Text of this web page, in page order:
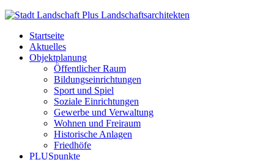
Startseite
Aktuelles
Objektplanung
Öffentlicher Raum
Bildungseinrichtungen
Sport und Spiel
Soziale Einrichtungen
Gewerbe und Verwaltung
Wohnen und Freiraum
Historische Anlagen
Friedhöfe
PLUSpunkte